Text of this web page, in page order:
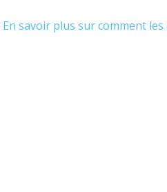
En savoir plus sur comment les